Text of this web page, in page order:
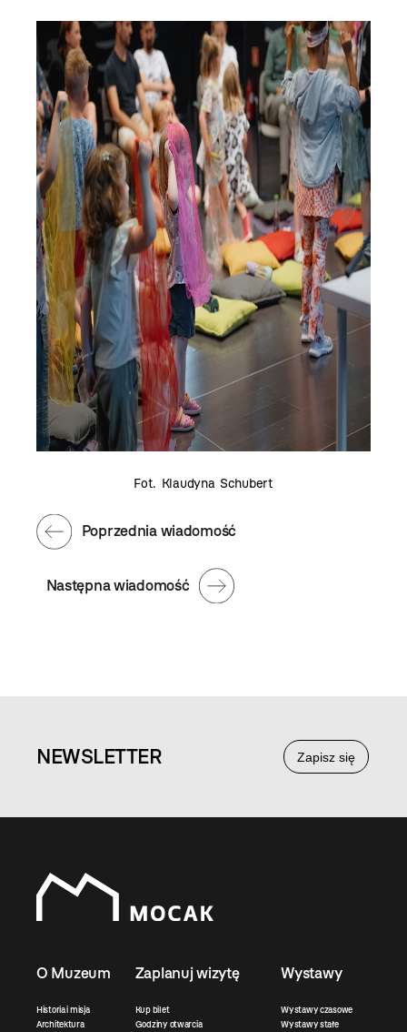
Fot. Klaudyna Schubert
Następna wiadomość
Poprzednia wiadomość
Zapisz się
NEWSLETTER
O Muzeum
Historia i misja
Architektura
Zaplanuj wizytę
Kup bilet
Godziny otwarcia
Wystawy
Wystawy czasowe
Wystawy stałe